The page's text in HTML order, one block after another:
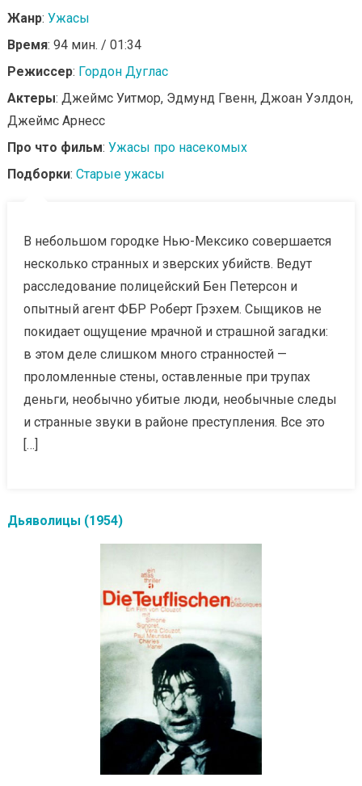
Жанр: Ужасы
Время: 94 мин. / 01:34
Режиссер: Гордон Дуглас
Актеры: Джеймс Уитмор, Эдмунд Гвенн, Джоан Уэлдон,
Джеймс Арнесс
Про что фильм: Ужасы про насекомых
Подборки: Старые ужасы
В небольшом городке Нью-Мексико совершается
несколько странных и зверских убийств. Ведут
расследование полицейский Бен Петерсон и
опытный агент ФБР Роберт Грэхем. Сыщиков не
покидает ощущение мрачной и страшной загадки:
в этом деле слишком много странностей —
проломленные стены, оставленные при трупах
деньги, необычно убитые люди, необычные следы
и странные звуки в районе преступления. Все это
[…]
Дьяволицы (1954)